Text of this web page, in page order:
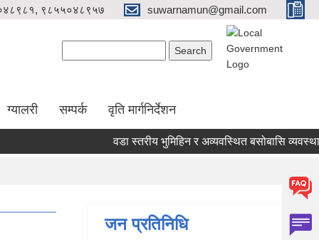
९८५५०४८९५७ suwarnamun@gmail.com
ग्यालरी सम्पर्क वृति मार्गनिर्देशन
वडा स्तरीय भुमिहिन र अव्यवस्थित बसोबासि
जन प्रतिनिधि